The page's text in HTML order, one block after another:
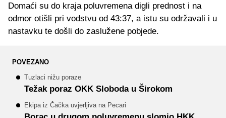
Domaći su do kraja poluvremena digli prednost i na
odmor otišli pri vodstvu od 43:37, a istu su održavali i u
nastavku te došli do zaslužene pobjede.
POVEZANO
Tuzlaci nižu poraze
Težak poraz OKK Sloboda u Širokom
Ekipa iz Čačka uvjerljiva na Pecari